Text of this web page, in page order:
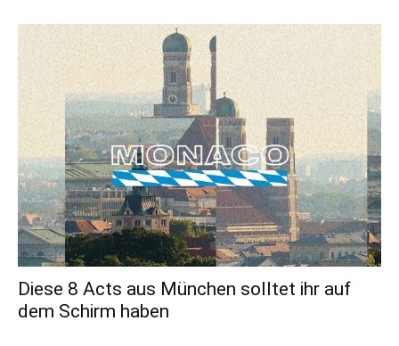
Diese 8 Acts aus München solltet ihr auf
dem Schirm haben